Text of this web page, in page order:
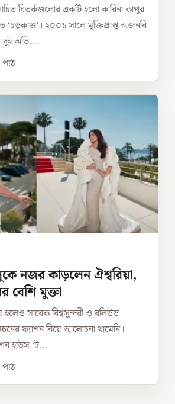
বিতর্কগুলোর একটি হলো কারিনা কাপুর
২০০১ সালে মুক্তিপ্রাপ্ত অজনবি
দুই অভি...
পাঠ
নজর কাড়লেন ঐশ্বরিয়া,
বেশি মুক্তা
সাবেক বিশ্বসুন্দরী ও বলিউড
ফ্যাশন নিয়ে আলোচনা থামেনি।
হাউস ‘ট...
পাঠ